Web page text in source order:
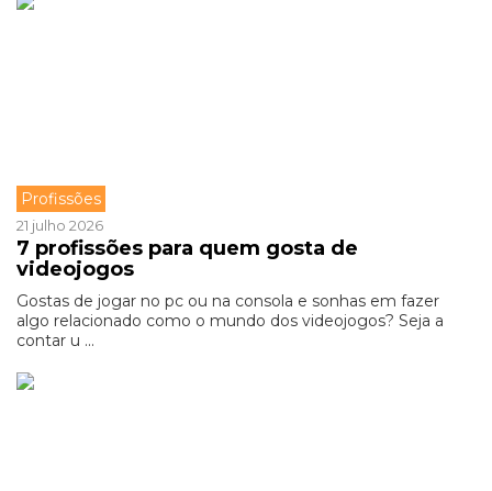
Profissões
21 julho 2026
7 profissões para quem gosta de
videojogos
Gostas de jogar no pc ou na consola e sonhas em fazer
algo relacionado como o mundo dos videojogos? Seja a
contar u ...